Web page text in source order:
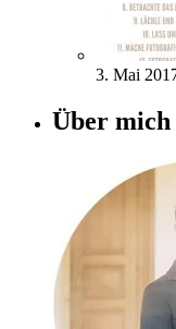
3. Mai
Über mich